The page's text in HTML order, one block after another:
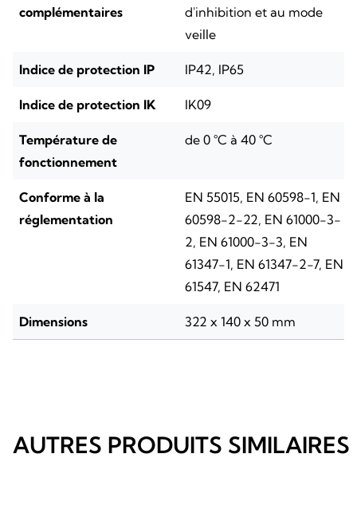
complémentaires
d'inhibition et au mode
veille
Indice de protection IP IP42, IP65
Indice de protection IK IK09
Température de
fonctionnement
de 0 °C à 40 °C
Conforme à la
réglementation
EN 55015, EN 60598-1, EN
60598-2-22, EN 61000-3-
2, EN 61000-3-3, EN
61347-1, EN 61347-2-7, EN
61547, EN 62471
Dimensions 322 x 140 x 50 mm
AUTRES PRODUITS SIMILAIRES